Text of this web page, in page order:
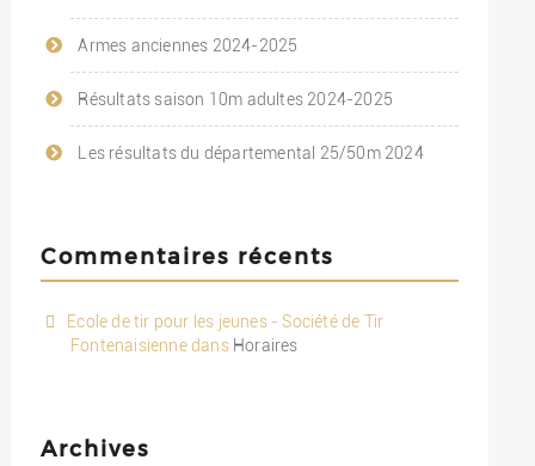
Armes anciennes 2024-2025
Résultats saison 10m adultes 2024-2025
Les résultats du départemental 25/50m 2024
Commentaires récents
Ecole de tir pour les jeunes - Société de Tir
Fontenaisiennedans Horaires
Archives